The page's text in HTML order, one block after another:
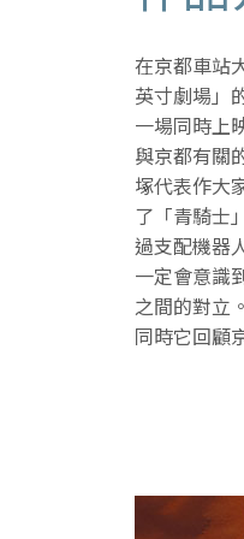
在京都車站
英寸劇場」
一場同時上
與京都有關
塚代表作大
了「青騎士
過支配機器
一定會意識
之間的對立
同時它回顧